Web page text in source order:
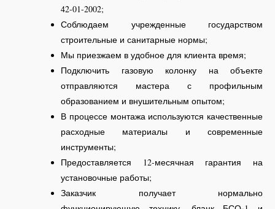
42-01-2002;
Соблюдаем учрежденные государством
строительные и санитарные нормы;
Мы приезжаем в удобное для клиента время;
Подключить газовую колонку на объекте
отправляются мастера с профильным
образованием и внушительным опытом;
В процессе монтажа используются качественные
расходные материалы и современные
инструменты;
Предоставляется 12-месячная гарантия на
установочные работы;
Заказчик получает нормально